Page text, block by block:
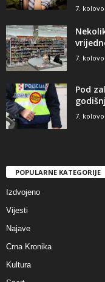
7.
7.
Pod
7.
POPULARNE KATEGORIJE
Izdvojeno
Vijesti
Najave
Crna Kronika
Kultura